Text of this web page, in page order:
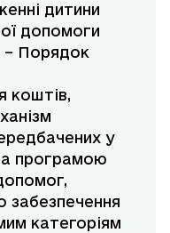
дитини
допомоги
– Порядок
коштів,
у
програмою
забезпечення
категоріям